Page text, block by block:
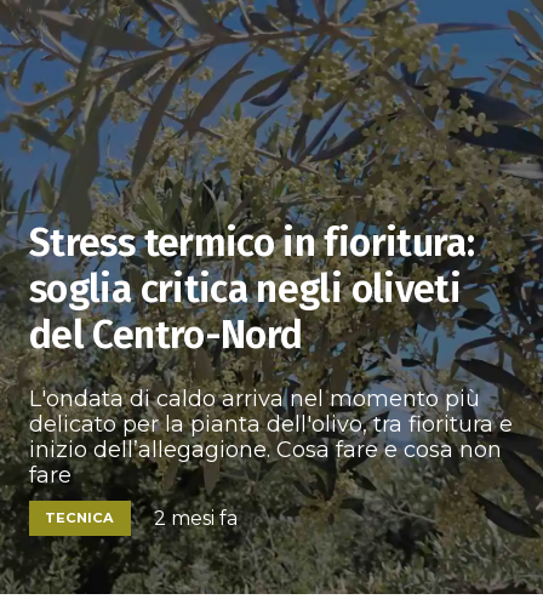
Stress termico in fioritura:
soglia critica negli oliveti
del Centro-Nord
L'ondata di caldo arriva nel momento più
delicato per la pianta dell'olivo, tra fioritura e
inizio dell’allegagione. Cosa fare e cosa non
fare
TECNICA 2 mesi fa